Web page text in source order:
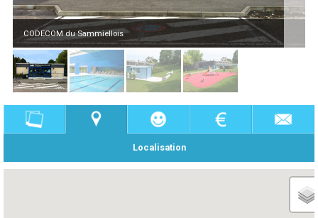
CODECOM du Sammiellois
Localisation